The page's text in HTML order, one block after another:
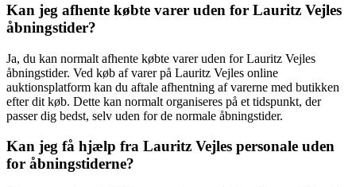
Kan jeg afhente købte varer uden for Lauritz Vejles
åbningstider?
Ja, du kan normalt afhente købte varer uden for Lauritz Vejles
åbningstider. Ved køb af varer på Lauritz Vejles online
auktionsplatform kan du aftale afhentning af varerne med butikken
efter dit køb. Dette kan normalt organiseres på et tidspunkt, der
passer dig bedst, selv uden for de normale åbningstider.
Kan jeg få hjælp fra Lauritz Vejles personale uden
for åbningstiderne?